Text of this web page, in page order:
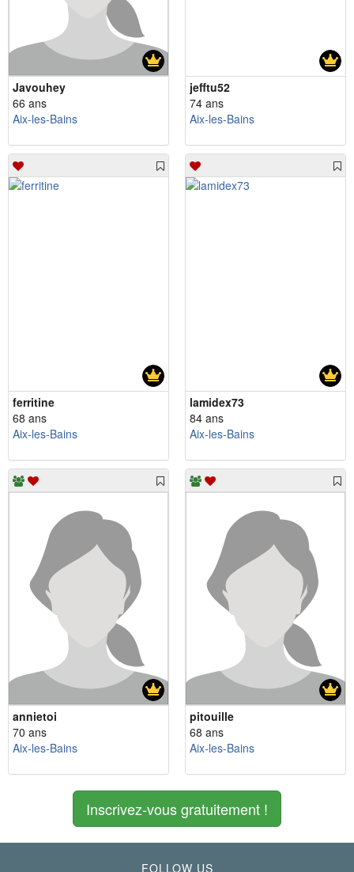
Javouhey
66 ans
Aix-les-Bains
jefftu52
74 ans
Aix-les-Bains
ferritine
68 ans
Aix-les-Bains
lamidex73
84 ans
Aix-les-Bains
annietoi
70 ans
Aix-les-Bains
pitouille
68 ans
Aix-les-Bains
Inscrivez-vous gratuitement !
FOLLOW US